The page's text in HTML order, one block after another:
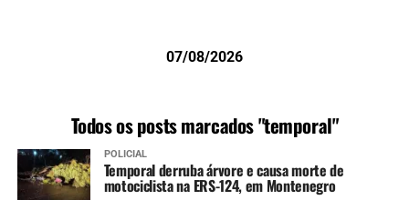
07/08/2026
Todos os posts marcados "temporal"
POLICIAL
Temporal derruba árvore e causa morte de
motociclista na ERS-124, em Montenegro